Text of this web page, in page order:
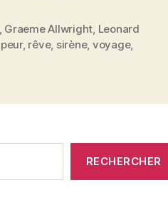
Graeme Allwright Leonard
peur, rêve, sirène, voyage,
RECHERCHER